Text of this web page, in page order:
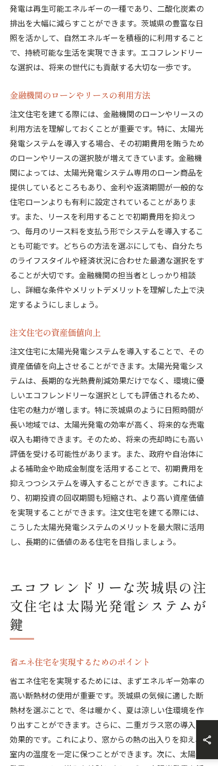
発電は再生可能エネルギーの一種であり、二酸化炭素の
排出を大幅に減らすことができます。茨城県の豊富な日
照を活かして、自然エネルギーを積極的に利用すること
で、持続可能な生活を実現できます。エコフレンドリー
な選択は、将来の世代にも貢献する大切な一歩です。
金融機関のローンやリースの利用方法
注文住宅を建てる際には、金融機関のローンやリースの
利用方法を理解しておくことが重要です。特に、太陽光
発電システムを導入する場合、その初期費用を賄うため
のローンやリースの選択肢が増えてきています。金融機
関によっては、太陽光発電システム専用のローン商品を
提供しているところもあり、金利や返済期間が一般的な
住宅ローンよりも有利に設定されていることがありま
す。また、リースを利用することで初期費用を抑えつ
つ、毎月のリース料を支払う形でシステムを導入するこ
とも可能です。どちらの方法を選ぶにしても、自分たち
のライフスタイルや経済状況に合わせた最適な選択をす
ることが大切です。金融機関の担当者としっかり相談
し、詳細な条件やメリットデメリットを理解した上で決
定するようにしましょう。
注文住宅の資産価値向上
注文住宅に太陽光発電システムを導入することで、その
資産価値を向上させることができます。太陽光発電シス
テムは、長期的な光熱費削減効果だけでなく、環境に優
しいエコフレンドリーな選択としても評価されるため、
住宅の魅力が増します。特に茨城県のように日照時間が
長い地域では、太陽光発電の効率が高く、将来的な売電
収入も期待できます。そのため、将来の売却時にも高い
評価を受ける可能性があります。また、政府や自治体に
よる補助金や助成金制度を活用することで、初期費用を
抑えつつシステムを導入することができます。これによ
り、初期投資の回収期間も短縮され、より高い資産価値
を実現することができます。注文住宅を建てる際には、
こうした太陽光発電システムのメリットを最大限に活用
し、長期的に価値のある住宅を目指しましょう。
エコフレンドリーな茨城県の注
文住宅は太陽光発電システムが
鍵
省エネ住宅を実現するためのポイント
省エネ住宅を実現するためには、まずエネルギー効率の
高い断熱材の使用が重要です。茨城県の気候に適した断
熱材を選ぶことで、冬は暖かく、夏は涼しい住環境を作
り出すことができます。さらに、二重ガラス窓の導入も
効果的です。これにより、窓からの熱の出入りを抑え、
室内の温度を一定に保つことができます。次に、太陽光